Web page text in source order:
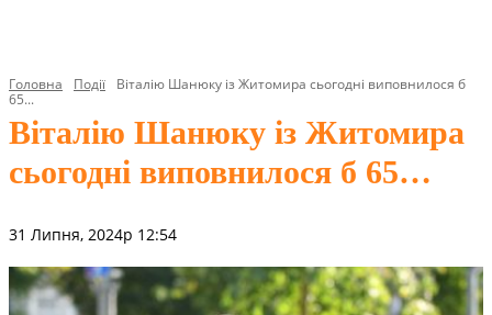
Головна Події
Віталію Шанюку із Житомира сьогодні виповнилося б
65...
Віталію Шанюку із Житомира
сьогодні виповнилося б 65…
31 Липня, 2024р 12:54